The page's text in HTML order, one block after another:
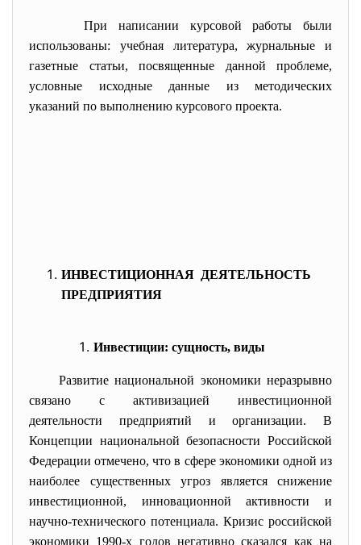
При написании курсовой работы были
использованы: учебная литература, журнальные и
газетные статьи, посвященные данной проблеме,
условные исходные данные из методических
указаний по выполнению курсового проекта.
ИНВЕСТИЦИОННАЯ ДЕЯТЕЛЬНОСТЬ
ПРЕДПРИЯТИЯ
Инвестиции: сущность, виды
Развитие национальной экономики неразрывно
связано с активизацией инвестиционной
деятельности предприятий и организации. В
Концепции национальной безопасности Российской
Федерации отмечено, что в сфере экономики одной из
наиболее существенных угроз является снижение
инвестиционной, инновационной активности и
научно-технического потенциала. Кризис российской
экономики 1990-х годов негативно сказался как на